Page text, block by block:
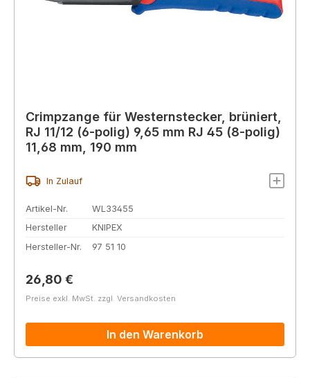
Crimpzange für Westernstecker, brüniert,
RJ 11/12 (6-polig) 9,65 mm RJ 45 (8-polig)
11,68 mm, 190 mm
In Zulauf
Artikel-Nr.
WL33455
Hersteller
KNIPEX
Hersteller-Nr.
97 51 10
Regulärer Preis:
26,80 €
Preise exkl. MwSt. zzgl. Versandkosten
In den Warenkorb